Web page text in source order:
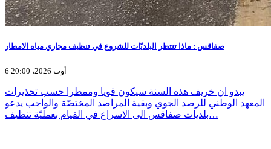
صفاقس : ماذا تنتظر البلديّات للشروع في تنظيف مجاري مياه الامطار
6 أوت 2026، 20:00
يبدو ان خريف هذه السنة سيكون قويا وممطرا حسب تحذيرات
المعهد الوطني للرصد الجوي وبقية المراصد المختصّة والواجب يدعو
بلديات صفاقس الى الاسراع في القيام بعمليّة تنظيف…